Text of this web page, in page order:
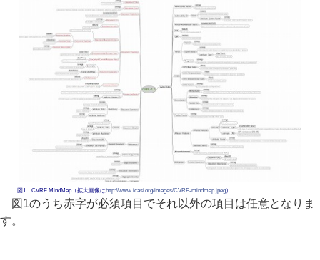
図1 CVRF MindMap（拡大画像は http://www.icasi.org/images/CVRF-mindmap.jpeg）
図1のうち赤字が必須項目でそれ以外の項目は任意となりま
す。